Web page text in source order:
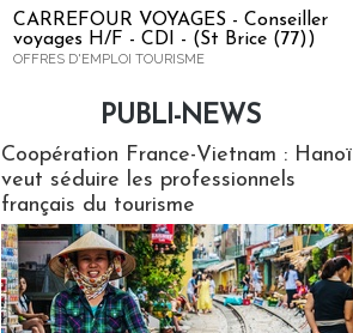
CARREFOUR VOYAGES - Conseiller
voyages H/F - CDI - (St Brice (77))
OFFRES D'EMPLOI TOURISME
PUBLI-NEWS
Coopération France-Vietnam : Hanoï
veut séduire les professionnels
français du tourisme